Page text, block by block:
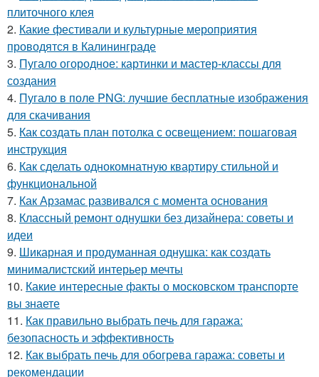
плиточного клея
2. Какие фестивали и культурные мероприятия
проводятся в Калининграде
3. Пугало огородное: картинки и мастер-классы для
создания
4. Пугало в поле PNG: лучшие бесплатные изображения
для скачивания
5. Как создать план потолка с освещением: пошаговая
инструкция
6. Как сделать однокомнатную квартиру стильной и
функциональной
7. Как Арзамас развивался с момента основания
8. Классный ремонт однушки без дизайнера: советы и
идеи
9. Шикарная и продуманная однушка: как создать
минималистский интерьер мечты
10. Какие интересные факты о московском транспорте
вы знаете
11. Как правильно выбрать печь для гаража:
безопасность и эффективность
12. Как выбрать печь для обогрева гаража: советы и
рекомендации